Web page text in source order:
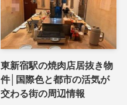
東新宿駅の焼肉店居抜き物
件│国際色と都市の活気が
交わる街の周辺情報